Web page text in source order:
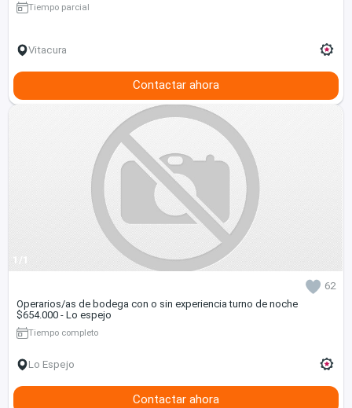
Tiempo parcial
Vitacura
Contactar ahora
1/1
62
Operarios/as de bodega con o sin experiencia turno de noche
$654.000 - Lo espejo
Tiempo completo
Lo Espejo
Contactar ahora